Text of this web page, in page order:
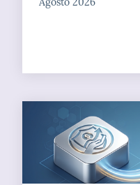
Prenotazioni
Pagamenti